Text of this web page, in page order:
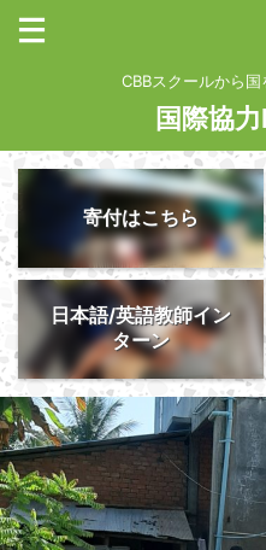
CBBスクールから国
国際協
寄付はこちら
日本語/英語教師イン
ターン